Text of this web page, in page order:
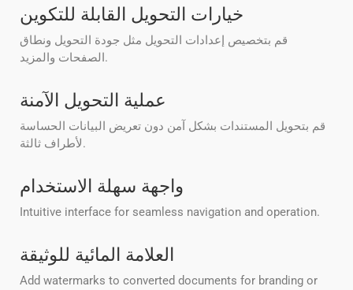
خيارات التحويل القابلة للتكوين
قم بتخصيص إعدادات التحويل مثل جودة التحويل ونطاق
الصفحات والمزيد.
عملية التحويل الآمنة
قم بتحويل المستندات بشكل آمن دون تعريض البيانات الحساسة
لأطراف ثالثة.
واجهة سهلة الاستخدام
Intuitive interface for seamless navigation and operation.
العلامة المائية للوثيقة
Add watermarks to converted documents for branding or